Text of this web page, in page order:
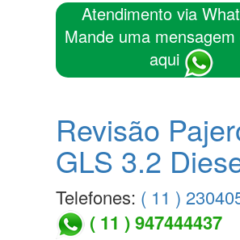
Atendimento via
Mande uma mensagem
aqui
Revisão
GLS 3.2
Telefones: ( 11 )
( 11 ) 947444437